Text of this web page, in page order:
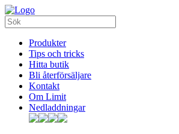
Produkter
Tips och tricks
Hitta butik
Bli återförsäljare
Kontakt
Om Limit
Nedladdningar